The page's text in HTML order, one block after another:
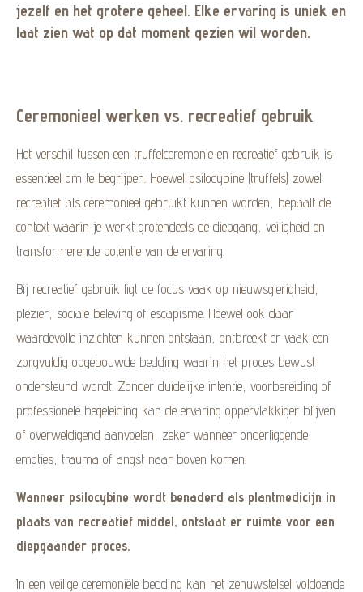
jezelf en het grotere geheel. Elke ervaring is uniek en
laat zien wat op dat moment gezien wil worden.
Ceremonieel werken vs. recreatief gebruik
Het verschil tussen een truffelceremonie en recreatief gebruik is
essentieel om te begrijpen. Hoewel psilocybine (truffels) zowel
recreatief als ceremonieel gebruikt kunnen worden, bepaalt de
context waarin je werkt grotendeels de diepgang, veiligheid en
transformerende potentie van de ervaring.
Bij recreatief gebruik ligt de focus vaak op nieuwsgierigheid,
plezier, sociale beleving of escapisme. Hoewel ook daar
waardevolle inzichten kunnen ontstaan, ontbreekt er vaak een
zorgvuldig opgebouwde bedding waarin het proces bewust
ondersteund wordt. Zonder duidelijke intentie, voorbereiding of
professionele begeleiding kan de ervaring oppervlakkiger blijven
of overweldigend aanvoelen, zeker wanneer onderliggende
emoties, trauma of angst naar boven komen.
Wanneer psilocybine wordt benaderd als plantmedicijn in
plaats van recreatief middel, ontstaat er ruimte voor een
diepgaander proces.
In een veilige ceremoniële bedding kan het zenuwstelsel voldoende